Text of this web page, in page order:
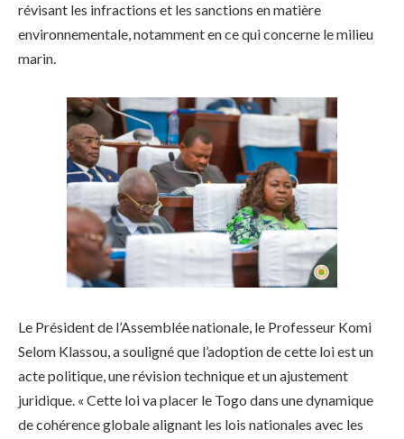
révisant les infractions et les sanctions en matière
environnementale, notamment en ce qui concerne le milieu
marin.
Le Président de l’Assemblée nationale, le Professeur Komi
Selom Klassou, a souligné que l’adoption de cette loi est un
acte politique, une révision technique et un ajustement
juridique. « Cette loi va placer le Togo dans une dynamique
de cohérence globale alignant les lois nationales avec les